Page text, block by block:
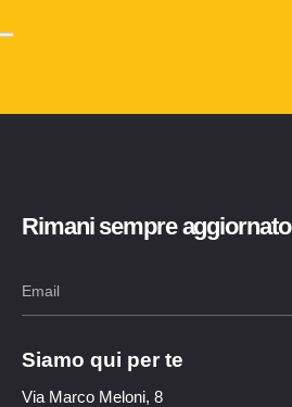
Rimani sempre aggiornato
Siamo qui per te
Via Marco Meloni, 8